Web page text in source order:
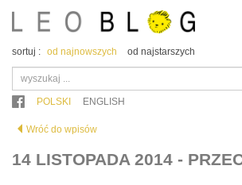
Wróć do wpisów
sortuj : od najnowszych od najstarszych
POLSKI ENGLISH
14 LISTOPADA 2014 -